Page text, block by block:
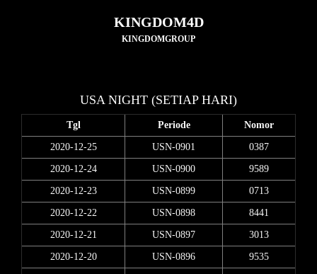
KINGDOM4D
KINGDOMGROUP
USA NIGHT (SETIAP HARI)
Tgl Periode Nomor
2020-12-25 USN-0901 0387
2020-12-24 USN-0900 9589
2020-12-23 USN-0899 0713
2020-12-22 USN-0898 8441
2020-12-21 USN-0897 3013
2020-12-20 USN-0896 9535